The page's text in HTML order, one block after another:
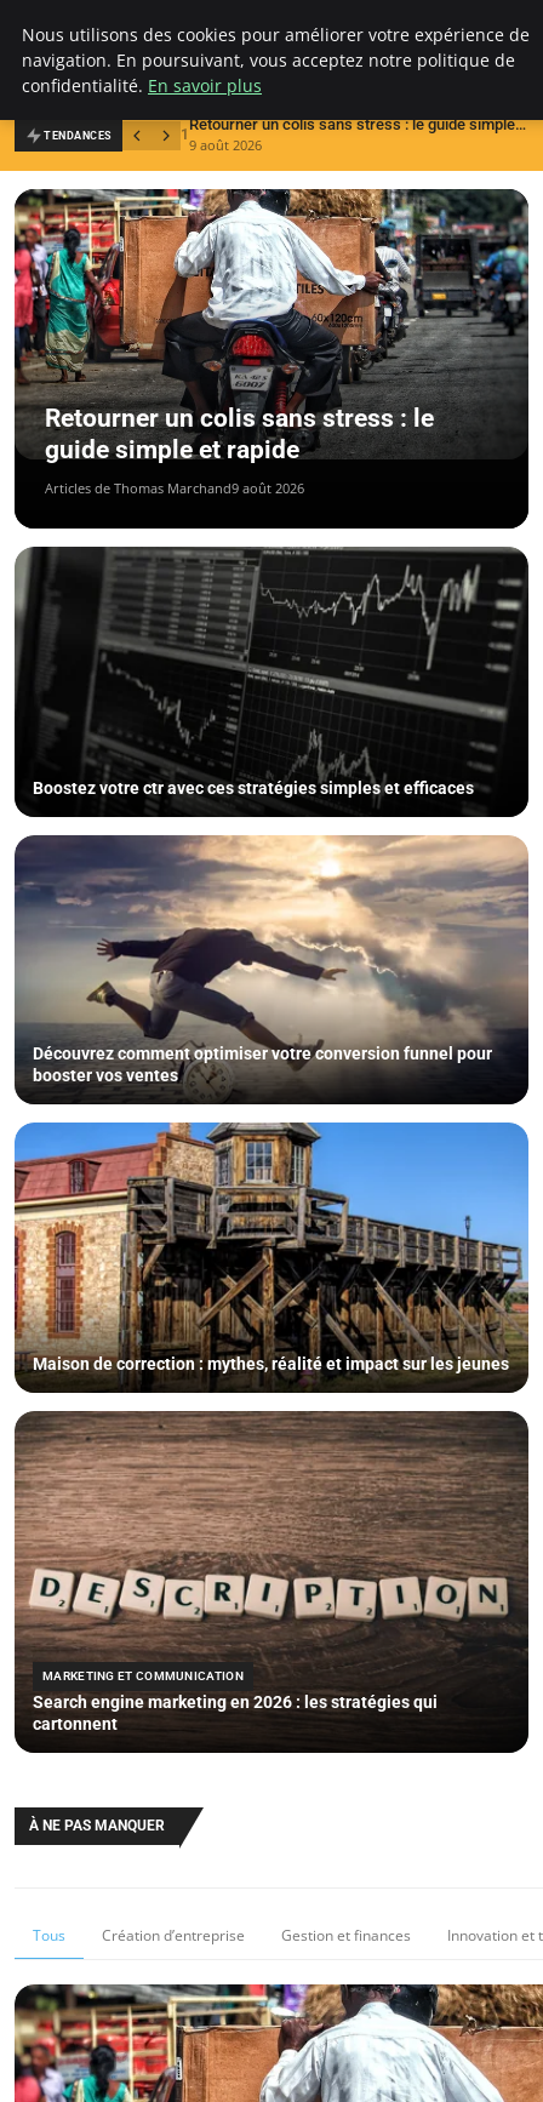
Ultimatefs
TENDANCES 1
Retourner un colis sans stress : le guide simple et rapide
9 août 2026
Retourner un colis sans stress : le
guide simple et rapide
Articles de Thomas Marchand9 août 2026
Boostez votre ctr avec ces stratégies simples et efficaces
Découvrez comment optimiser votre conversion funnel pour
booster vos ventes
Maison de correction : mythes, réalité et impact sur les jeunes
MARKETING ET COMMUNICATION
Search engine marketing en 2026 : les stratégies qui
cartonnent
À NE PAS MANQUER
Tous Création d’entreprise Gestion et finances Innovation et
Nous utilisons des cookies pour améliorer votre expérience de
navigation. En poursuivant, vous acceptez notre politique de
confidentialité. En savoir plus